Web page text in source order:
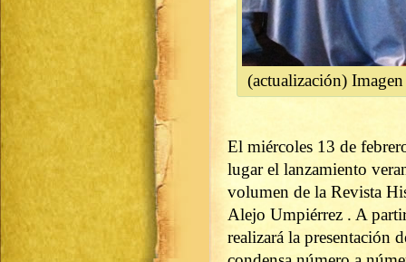
(actualización)
El miércoles 13 de
lugar el lanzamiento
volumen de la Revista
Alejo Umpiérrez . A
realizará la presentación